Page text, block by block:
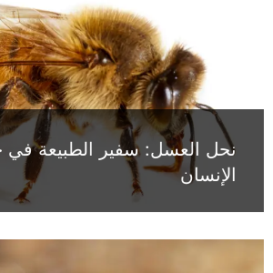
نحل العسل: سفير الطبيعة في
الإنسان